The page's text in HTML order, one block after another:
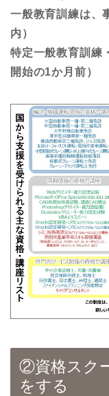
一般教育訓練は、
内）
特定一般教育訓練
開始の1か月前）
②資格スク
をする